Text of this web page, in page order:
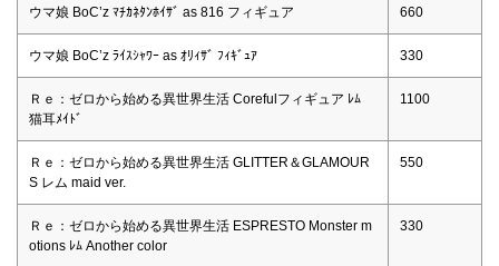
ウマ娘 BoC’z ﾏﾁｶﾈﾀﾝﾎｲｻﾞ as 816 フィギュア 660
ウマ娘 BoC’z ﾗｲｽｼｬﾜｰ as ｵﾘｨｻﾞ ﾌｨｷﾞｭｱ 330
Ｒｅ：ゼロから始める異世界生活 Corefulフィギュア ﾚﾑ
猫耳ﾒｲﾄﾞ
1100
Ｒｅ：ゼロから始める異世界生活 GLITTER＆GLAMOUR
S レム maid ver.
550
Ｒｅ：ゼロから始める異世界生活 ESPRESTO Monster m
otions ﾚﾑ Another color
330